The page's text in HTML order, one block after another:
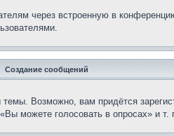
через встроенную в
Создание сообщений
Возможно, вам придётся
можете голосовать в опросах» и т.